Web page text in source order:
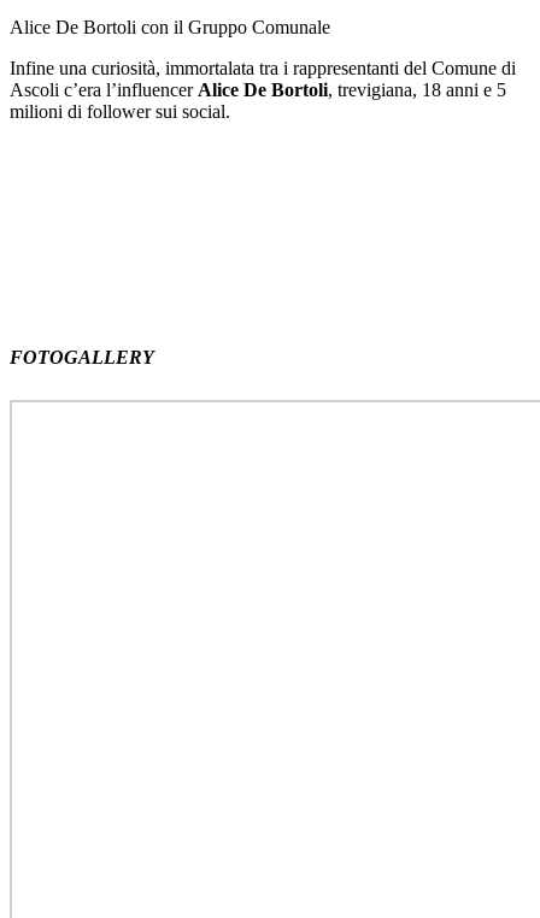
Alice De Bortoli con il Gruppo Comunale
Infine una curiosità, immortalata tra i rappresentanti del Comune di
Ascoli c’era l’influencer Alice De Bortoli, trevigiana, 18 anni e 5
milioni di follower sui social.
FOTOGALLERY